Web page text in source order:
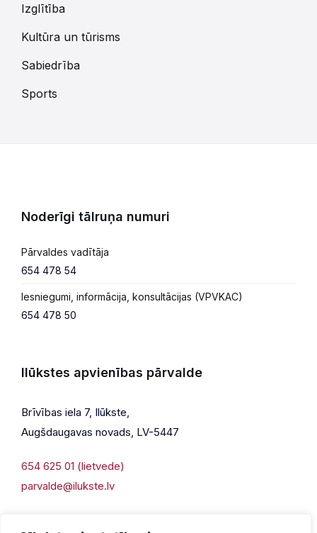
Izglītība
Kultūra un tūrisms
Sabiedrība
Sports
Noderīgi tālruņa numuri
Pārvaldes vadītāja
654 478 54
Iesniegumi, informācija, konsultācijas (VPVKAC)
654 478 50
Ilūkstes apvienības pārvalde
Brīvības iela 7, Ilūkste,
Augšdaugavas novads, LV-5447
654 625 01 (lietvede)
parvalde@ilukste.lv